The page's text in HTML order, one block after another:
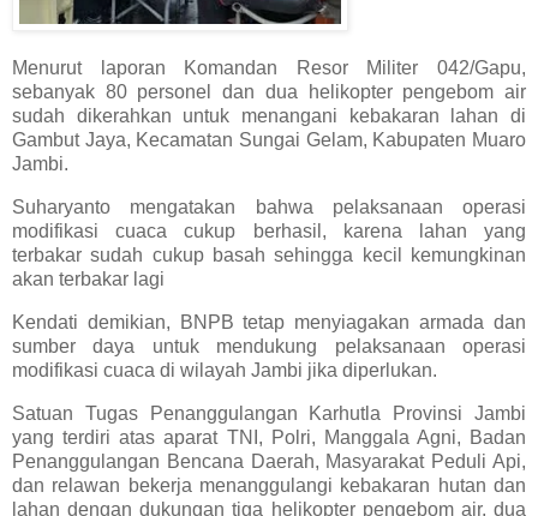
Menurut laporan Komandan Resor Militer 042/Gapu,
sebanyak 80 personel dan dua helikopter pengebom air
sudah dikerahkan untuk menangani kebakaran lahan di
Gambut Jaya, Kecamatan Sungai Gelam, Kabupaten Muaro
Jambi.
Suharyanto mengatakan bahwa pelaksanaan operasi
modifikasi cuaca cukup berhasil, karena lahan yang
terbakar sudah cukup basah sehingga kecil kemungkinan
akan terbakar lagi
Kendati demikian, BNPB tetap menyiagakan armada dan
sumber daya untuk mendukung pelaksanaan operasi
modifikasi cuaca di wilayah Jambi jika diperlukan.
Satuan Tugas Penanggulangan Karhutla Provinsi Jambi
yang terdiri atas aparat TNI, Polri, Manggala Agni, Badan
Penanggulangan Bencana Daerah, Masyarakat Peduli Api,
dan relawan bekerja menanggulangi kebakaran hutan dan
lahan dengan dukungan tiga helikopter pengebom air, dua